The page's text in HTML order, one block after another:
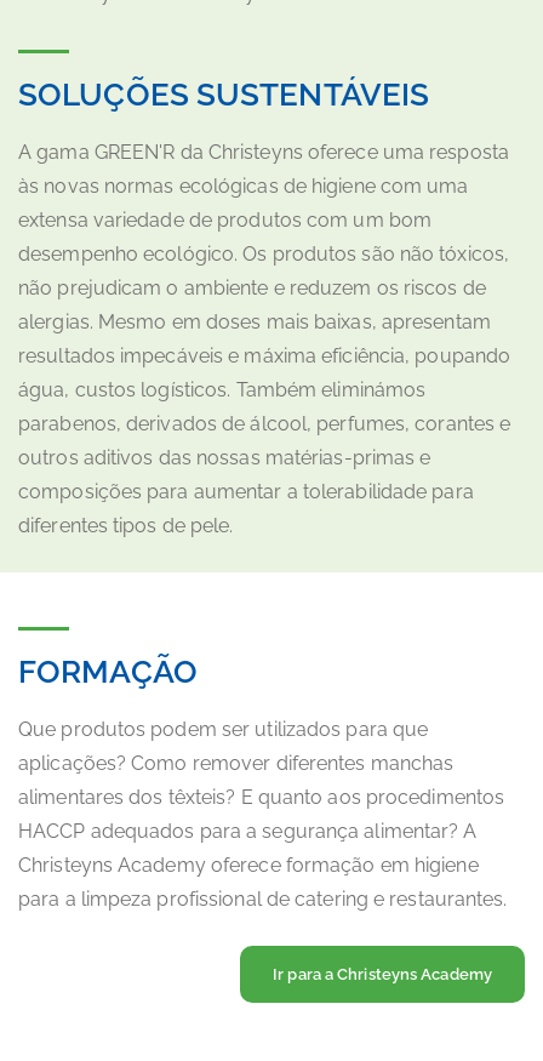
SOLUÇÕES SUSTENTÁVEIS
A gama GREEN'R da Christeyns oferece uma resposta
às novas normas ecológicas de higiene com uma
extensa variedade de produtos com um bom
desempenho ecológico. Os produtos são não tóxicos,
não prejudicam o ambiente e reduzem os riscos de
alergias. Mesmo em doses mais baixas, apresentam
resultados impecáveis e máxima eficiência, poupando
água, custos logísticos. Também eliminámos
parabenos, derivados de álcool, perfumes, corantes e
outros aditivos das nossas matérias-primas e
composições para aumentar a tolerabilidade para
diferentes tipos de pele.
FORMAÇÃO
Que produtos podem ser utilizados para que
aplicações? Como remover diferentes manchas
alimentares dos têxteis? E quanto aos procedimentos
HACCP adequados para a segurança alimentar? A
Christeyns Academy oferece formação em higiene
para a limpeza profissional de catering e restaurantes.
Ir para a Christeyns Academy